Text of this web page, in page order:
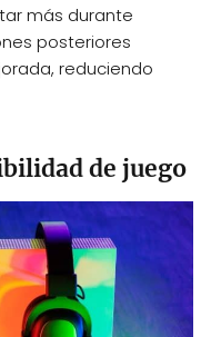
más durante
posteriores
reduciendo
de juego